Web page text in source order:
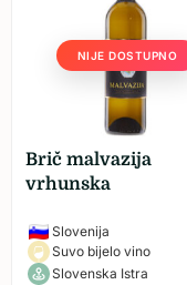
NIJE DOSTUPNO
Brič malvazija
vrhunska
Slovenija
Suvo bijelo vino
Slovenska Istra